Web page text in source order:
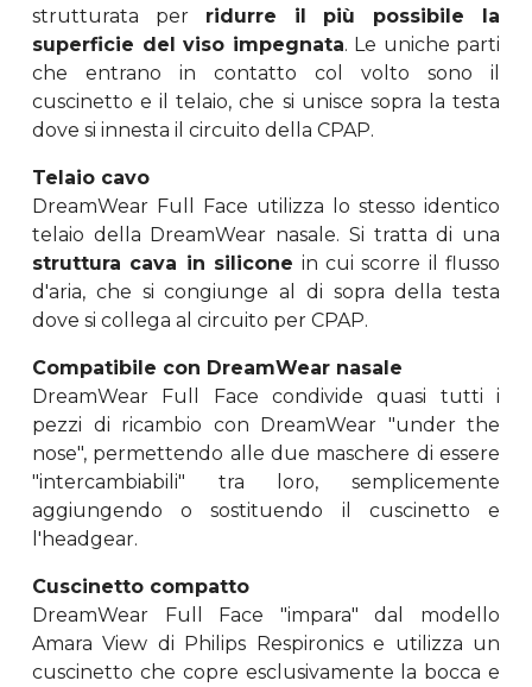
strutturata per ridurre il più possibile la
superficie del viso impegnata. Le uniche parti
che entrano in contatto col volto sono il
cuscinetto e il telaio, che si unisce sopra la testa
dove si innesta il circuito della CPAP.
Telaio cavo
DreamWear Full Face utilizza lo stesso identico
telaio della DreamWear nasale. Si tratta di una
struttura cava in silicone in cui scorre il flusso
d'aria, che si congiunge al di sopra della testa
dove si collega al circuito per CPAP.
Compatibile con DreamWear nasale
DreamWear Full Face condivide quasi tutti i
pezzi di ricambio con DreamWear "under the
nose", permettendo alle due maschere di essere
"intercambiabili" tra loro, semplicemente
aggiungendo o sostituendo il cuscinetto e
l'headgear.
Cuscinetto compatto
DreamWear Full Face "impara" dal modello
Amara View di Philips Respironics e utilizza un
cuscinetto che copre esclusivamente la bocca e